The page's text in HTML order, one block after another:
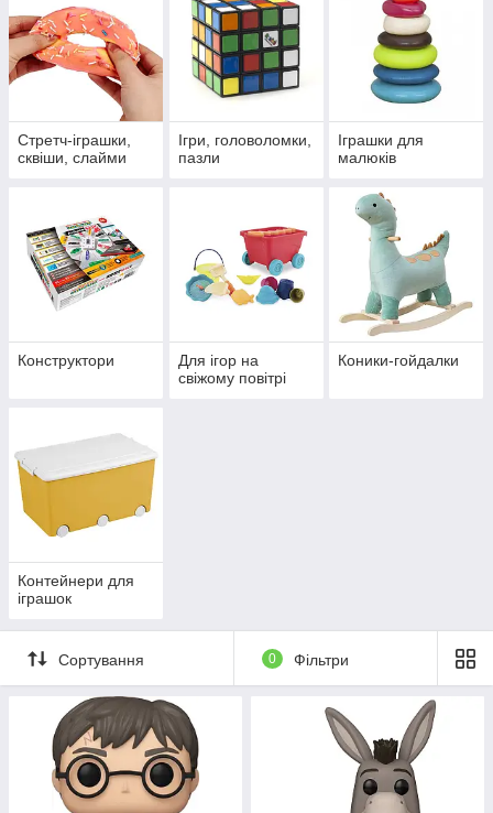
Стретч-іграшки,
сквіши, слайми
Ігри, головоломки,
пазли
Іграшки для
малюків
Конструктори
Для ігор на
свіжому повітрі
Коники-гойдалки
Контейнери для
іграшок
Сортування 0 Фільтри